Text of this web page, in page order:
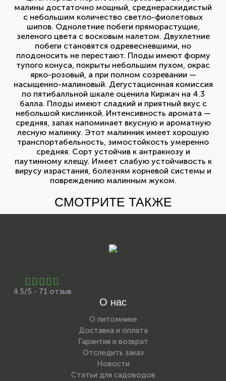
малины достаточно мощный, среднераскидистый
с небольшим количество светло-фиолетовых
шипов. Однолетние побеги пряморастущие,
зеленого цвета с восковым налетом. Двухлетние
побеги становятся одревесневшими, но
плодоносить не перестают. Плоды имеют форму
тупого конуса, покрыты небольшим пухом, окрас
ярко-розовый, а при полном созревании —
насыщенно-малиновый. Дегустационная комиссия
по пятибалльной шкале оценила Киржач на 4.3
балла. Плоды имеют сладкий и приятный вкус с
небольшой кислинкой. Интенсивность аромата —
средняя, запах напоминает вкусную и ароматную
лесную малинку. Этот малинник имеет хорошую
транспортабельность, зимостойкость умеренно
средняя. Сорт устойчив к антракнозу и
паутинному клещу. Имеет слабую устойчивость к
вирусу израстания, болезням корневой системы и
повреждению малинным жуком.
СМОТРИТЕ ТАКЖЕ
4.5/5 - 71 отзыв
О нас
О питомнике
Доставка и оплата
Гарантия и возврат
Отследить заказ
Новости
Статьи для садоводов